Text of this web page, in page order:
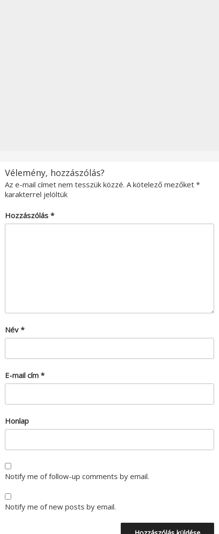
Vélemény, hozzászólás?
Az e-mail címet nem tesszük közzé. A kötelező mezőket *
karakterrel jelöltük
Hozzászólás *
Név *
E-mail cím *
Honlap
Notify me of follow-up comments by email.
Notify me of new posts by email.